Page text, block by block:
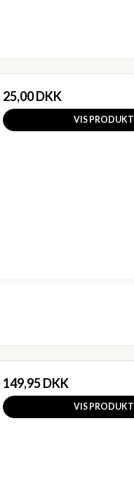
25,00 DKK
VIS PRODUKT
149,95 DKK
VIS PRODUKT